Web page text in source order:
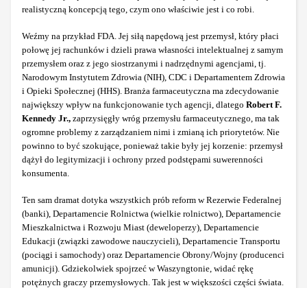
realistyczną koncepcją tego, czym ono właściwie jest i co robi.
Weźmy na przykład FDA. Jej siłą napędową jest przemysł, który płaci
połowę jej rachunków i dzieli prawa własności intelektualnej z samym
przemysłem oraz z jego siostrzanymi i nadrzędnymi agencjami, tj.
Narodowym Instytutem Zdrowia (NIH), CDC i Departamentem Zdrowia
i Opieki Społecznej (HHS). Branża farmaceutyczna ma zdecydowanie
największy wpływ na funkcjonowanie tych agencji, dlatego Robert F.
Kennedy Jr., zaprzysięgły wróg przemysłu farmaceutycznego, ma tak
ogromne problemy z zarządzaniem nimi i zmianą ich priorytetów. Nie
powinno to być szokujące, ponieważ takie były jej korzenie: przemysł
dążył do legitymizacji i ochrony przed podstępami suwerenności
konsumenta.
Ten sam dramat dotyka wszystkich prób reform w Rezerwie Federalnej
(banki), Departamencie Rolnictwa (wielkie rolnictwo), Departamencie
Mieszkalnictwa i Rozwoju Miast (deweloperzy), Departamencie
Edukacji (związki zawodowe nauczycieli), Departamencie Transportu
(pociągi i samochody) oraz Departamencie Obrony/Wojny (producenci
amunicji). Gdziekolwiek spojrzeć w Waszyngtonie, widać rękę
potężnych graczy przemysłowych. Tak jest w większości części świata.